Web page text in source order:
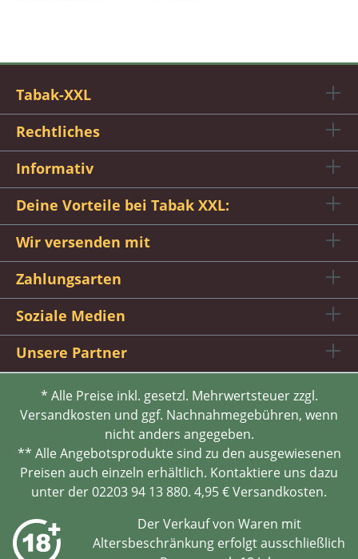
Tabak-XXL
Rechtliches
Informativ
Deine Vorteile bei Tabak XXL:
Wir versenden mit
Zahlungsarten
Soziale Medien
Unsere Partner
* Alle Preise inkl. gesetzl. Mehrwertsteuer zzgl.
Versandkosten und ggf. Nachnahmegebühren, wenn
nicht anders angegeben.
** Alle Angebotsprodukte sind zu den ausgewiesenen
Preisen auch einzeln erhältlich. Kontaktiere uns dazu
unter der 02203 94 13 880. 4,95 € Versandkosten.
Der Verkauf von Waren mit
Altersbeschränkung erfolgt ausschließlich